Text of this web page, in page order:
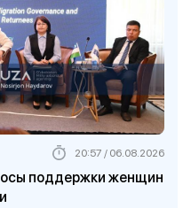
поддержки женщин
20:57 / 06.08.2026